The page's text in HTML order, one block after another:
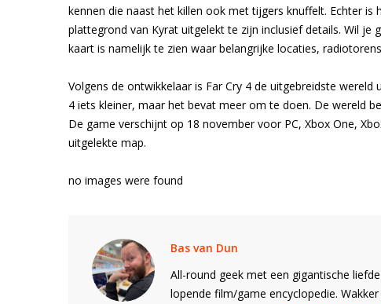
kennen die naast het killen ook met tijgers knuffelt. Echter
plattegrond van Kyrat uitgelekt te zijn inclusief details. Wil je
kaart is namelijk te zien waar belangrijke locaties,
Volgens de ontwikkelaar is Far Cry 4 de uitgebreidste
4 iets kleiner, maar het bevat meer om te doen. De wereld
De game verschijnt op 18 november voor PC, Xbox One,
uitgelekte map.
no images were found
Bas van Dun
All-round geek met een gigantische
lopende film/game encyclopedie.